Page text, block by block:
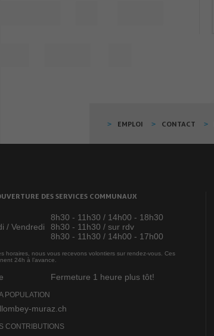
EMPLOI CONTACT
DES SERVICES COMMUNAUX
8h30 - 11h30 / 14h00 - 18h30
/ Vendredi
8h30 - 11h30 / sur rdv
8h30 - 11h30 / 14h00 - 17h00
horaires, nous vous recevons volontiers sur rendez-vous. Ces
24h à l’avance.
Fermeture 1 heure plus tôt!
POPULATION
muraz.ch
CONTRIBUTIONS